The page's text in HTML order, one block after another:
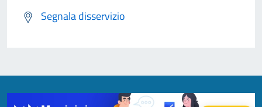
Segnala disservizio